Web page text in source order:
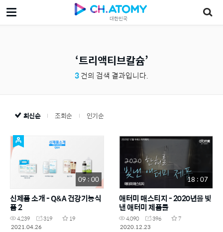
대한민국
트리액티브칼슘
3건의 검색 결과입니다.
최신순 조회순 인기순
09 : 00
신제품 소개 - Q&A 건강기능식
품 2
4,239 319
19
2021.04.26
18 : 07
애터미 매스티지 - 2020년을 빛
낸 애터미 제품들
4,090 396
7
2020.12.23